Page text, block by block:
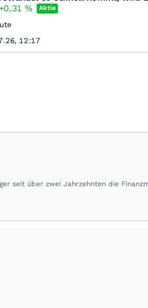
+0,31 % Aktie
12:17
seit über zwei Jahrzehnten die